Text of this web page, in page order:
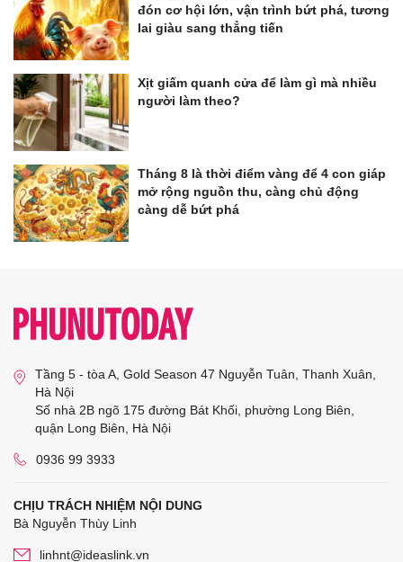
đón cơ hội lớn, vận trình bứt phá, tương
lai giàu sang thẳng tiến
Xịt giấm quanh cửa để làm gì mà nhiều
người làm theo?
Tháng 8 là thời điểm vàng để 4 con giáp
mở rộng nguồn thu, càng chủ động
càng dễ bứt phá
Tầng 5 - tòa A, Gold Season 47 Nguyễn Tuân, Thanh Xuân,
Hà Nội
Số nhà 2B ngõ 175 đường Bát Khối, phường Long Biên,
quận Long Biên, Hà Nội
0936 99 3933
CHỊU TRÁCH NHIỆM NỘI DUNG
Bà Nguyễn Thùy Linh
linhnt@ideaslink.vn